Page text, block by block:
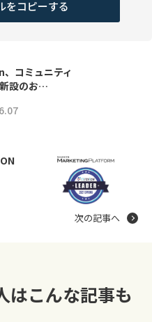
をコピーする
コミュニティ
設のお…
次の記事へ
はこんな記事も